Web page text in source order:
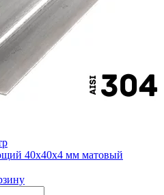
40х40х4 мм матовый